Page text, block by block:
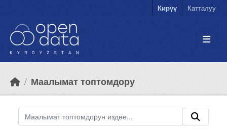
Кирүү Катталуу
Маалымат топтомдору